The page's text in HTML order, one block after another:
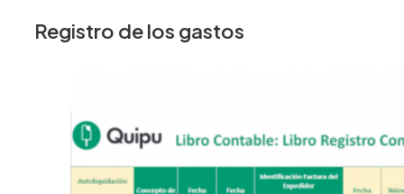
Registro de los gastos